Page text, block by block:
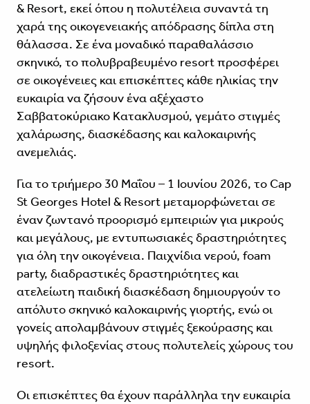
& Resort, εκεί όπου η πολυτέλεια συναντά τη
χαρά της οικογενειακής απόδρασης δίπλα στη
θάλασσα. Σε ένα μοναδικό παραθαλάσσιο
σκηνικό, το πολυβραβευμένο resort προσφέρει
σε οικογένειες και επισκέπτες κάθε ηλικίας την
ευκαιρία να ζήσουν ένα αξέχαστο
Σαββατοκύριακο Κατακλυσμού, γεμάτο στιγμές
χαλάρωσης, διασκέδασης και καλοκαιρινής
ανεμελιάς.
Για το τριήμερο 30 Μαΐου – 1 Ιουνίου 2026, το Cap
St Georges Hotel & Resort μεταμορφώνεται σε
έναν ζωντανό προορισμό εμπειριών για μικρούς
και μεγάλους, με εντυπωσιακές δραστηριότητες
για όλη την οικογένεια. Παιχνίδια νερού, foam
party, διαδραστικές δραστηριότητες και
ατελείωτη παιδική διασκέδαση δημιουργούν το
απόλυτο σκηνικό καλοκαιρινής γιορτής, ενώ οι
γονείς απολαμβάνουν στιγμές ξεκούρασης και
υψηλής φιλοξενίας στους πολυτελείς χώρους του
resort.
Οι επισκέπτες θα έχουν παράλληλα την ευκαιρία